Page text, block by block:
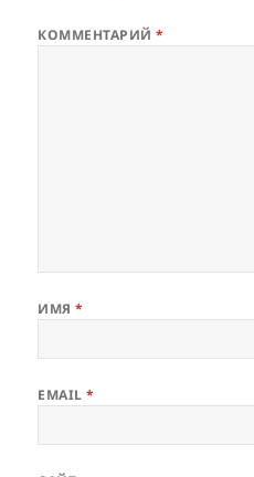
КОММЕНТАРИЙ*
ИМЯ*
EMAIL*